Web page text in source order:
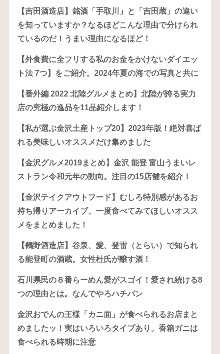
【吉田酒造店】銘酒「手取川」と「吉田蔵」の違い
を知っていますか？なるほどこんな理由で分けられ
ているのだ！うまい理由になるほど！
【外食費に全フリする私のお金をかけないダイエッ
ト法 7つ】をご紹介。2024年夏の海での写真と共に
【番外編 2022 北陸グルメまとめ】北陸が誇る実力
店の究極の逸品を11品紹介します！
【私が選ぶ金沢土産トップ20】2023年版！絶対喜ば
れる美味しいオススメだけ集めました
【金沢グルメ2019まとめ】金沢 能登 富山うまいレ
ストラン令和元年の動向。注目の15店舗を紹介！
【金沢テイクアウトフード】むしろ特別感があるお
持ち帰りアーカイブ。一度食べてみてほしいオスス
メをまとめました！
【鶴野酒造店】谷泉、愛、登雷（とらい）で知られ
る能登町の酒蔵。女性杜氏が醸す酒！
石川県民の８番らーめん愛がスゴイ！愛され続ける8
つの理由とは。なんでやろハチバン
金沢おでんの王様「カニ面」が食べられるお店まと
めましたッ！実はいろいろタイプあり。香箱ガニは
食べられる時期に注意